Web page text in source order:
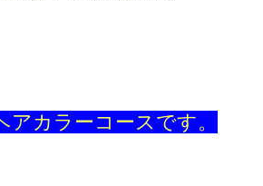
カラーコースです。